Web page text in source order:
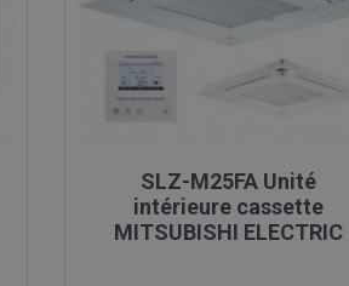
SLZ-M25FA Unité
intérieure cassette
MITSUBISHI ELECTRIC